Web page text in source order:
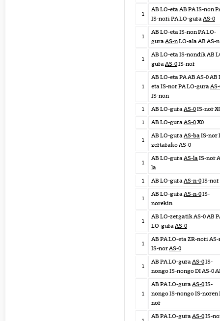
1
AB LO-eta AB PA IS-non
IS-nori PA LO-guraAS-0
1
AB LO-eta IS-non PA LO-
guraAS-nLO-ala AB AS-n
1
AB LO-eta IS-nondik AB
guraAS-0IS-nor
1
AB LO-eta PA AB AS-0 AB
eta IS-nor PA LO-gura
IS-non
1
AB LO-guraAS-0IS-nor
1
AB LO-guraAS-0X0
1
AB LO-guraAS-baIS-nor
zertarako AS-0
1
AB LO-guraAS-laIS-nor
la
1
AB LO-guraAS-n-0IS-nor
1
AB LO-guraAS-n-0IS-
norekin
1
AB LO-zergatik AS-0 AB
LO-guraAS-0
1
AB PA LO-eta ZR-nori AS-
IS-norAS-0
1
AB PA LO-guraAS-0IS-
nongo IS-nongo DI AS-0
1
AB PA LO-guraAS-0IS-
nongo IS-nongo IS-noren
nor
AB PA LO-guraAS-0IS-